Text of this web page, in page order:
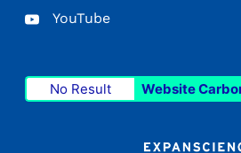
YouTube
No Result Website